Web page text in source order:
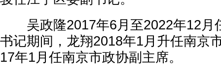
吴政隆2017年6月至2022年12月
书记期间，龙翔2018年1月升任南京
17年1月任南京市政协副主席。